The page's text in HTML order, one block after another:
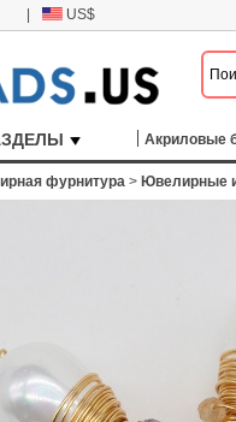
US$
Акриловые
фурнитура > Ювелирные